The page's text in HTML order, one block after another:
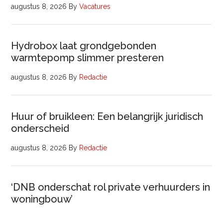
augustus 8, 2026 ByVacatures
Hydrobox laat grondgebonden
warmtepomp slimmer presteren
augustus 8, 2026 By Redactie
Huur of bruikleen: Een belangrijk juridisch
onderscheid
augustus 8, 2026 By Redactie
‘DNB onderschat rol private verhuurders in
woningbouw’